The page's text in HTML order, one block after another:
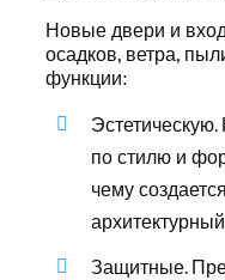
Новые двери и
осадков, ветра,
функции:
Эстетическую.
по стилю и
чему
Защитные.